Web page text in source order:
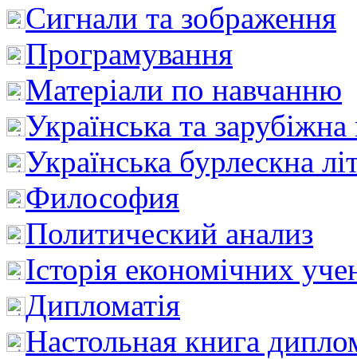
Сигнали та зображення
Програмування
Матеріали по навчанню
Українська та зарубіжна
Українська бурлескна
Философия
Политический анализ
Історія економічних
Дипломатія
Настольная книга